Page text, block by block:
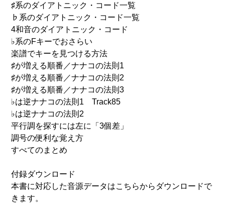
♯系のダイアトニック・コード一覧
♭系のダイアトニック・コード一覧
4和音のダイアトニック・コード
♭系のFキーでおさらい
楽譜でキーを見つける方法
♯が増える順番／ナナコの法則1
♯が増える順番／ナナコの法則2
♯が増える順番／ナナコの法則3
♭は逆ナナコの法則1 Track85
♭は逆ナナコの法則2
平行調を探すには左に「3個差」
調号の便利な覚え方
すべてのまとめ
付録ダウンロード
本書に対応した音源データはこちらからダウンロードで
きます。